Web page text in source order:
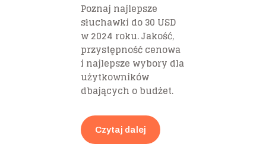
Poznaj najlepsze
słuchawki do 30 USD
w 2024 roku. Jakość,
przystępność cenowa
i najlepsze wybory dla
użytkowników
dbających o budżet.
Czytaj dalej